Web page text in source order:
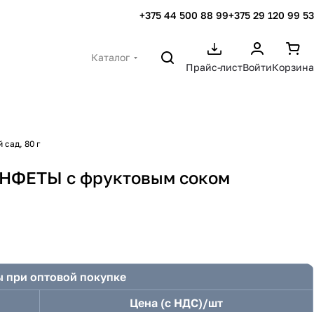
+375 44 500 88 99+375 29 120 99 53
Каталог
Прайс-листВойтиКорзина
80 г
с фруктовым соком
при оптовой покупке
Цена (с НДС)/шт